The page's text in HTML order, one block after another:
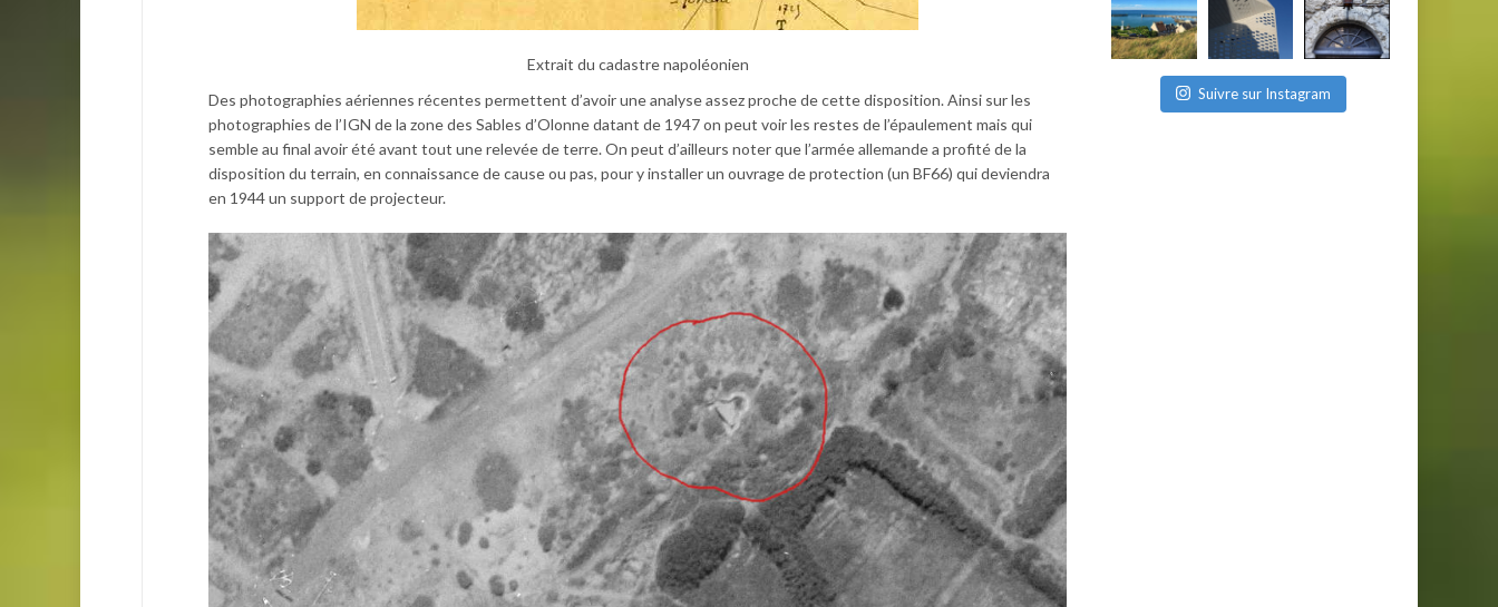
Extrait du cadastre napoléonien
Des photographies aériennes récentes permettent d’avoir une analyse assez proche de cette disposition. Ainsi sur les
photographies de l’IGN de la zone des Sables d’Olonne datant de 1947 on peut voir les restes de l’épaulement mais qui
semble au final avoir été avant tout une relevée de terre. On peut d’ailleurs noter que l’armée allemande a profité de la
disposition du terrain, en connaissance de cause ou pas, pour y installer un ouvrage de protection (un BF66) qui deviendra
en 1944 un support de projecteur.
Suivre sur Instagram